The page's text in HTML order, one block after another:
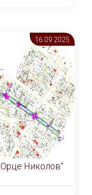
16.09 2025
Николов“